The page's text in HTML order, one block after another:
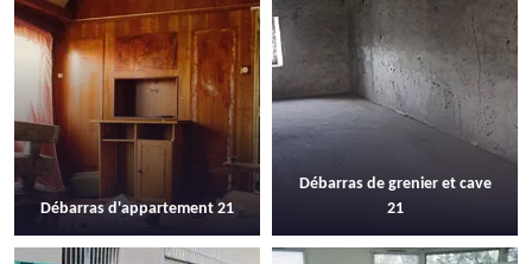
Débarras d'appartement 21
Débarras de grenier et cave
21